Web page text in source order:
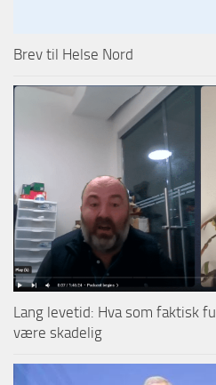
Brev til Helse Nord
Lang levetid: Hva som faktisk
være skadelig